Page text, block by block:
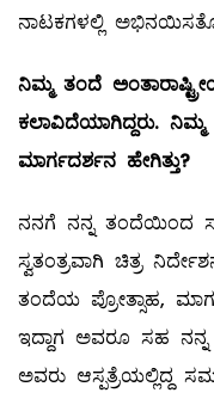
ನಾಟಕಗಳಲ್ಲಿ
ನಿಮ್ಮ ತಂದೆ
ಕಲಾವಿದೆಯಾಗಿದ್ದರು. ನಿಮ್ಮ
ಮಾರ್ಗದರ್ಶನ ಹೇಗಿತ್ತು?
ನನಗೆ ನನ್ನ ತಂದೆಯಿಂದ
ಸ್ವತಂತ್ರವಾಗಿ ಚಿತ್ರ
ತಂದೆಯ ಪ್ರೋತ್ಸಾಹ,
ಇದ್ದಾಗ ಅವರೂ ಸಹ ನನ್ನ
ಅವರು ಆಸ್ಪತ್ರೆಯಲ್ಲಿದ್ದ